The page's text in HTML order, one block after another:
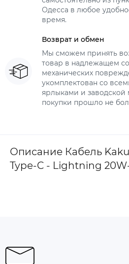
Одесса в любое
время.
Возврат и обмен
Мы сможем принять
товар в надлежащем
механических
укомплектован со
ярлыками и
покупки прошло не
Описание Кабель
Type-C - Lightning